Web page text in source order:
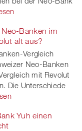
Banken im
alt aus?
Vergleich
Neo-Banken
mit Revolut
Die Unterschiede
Yuh einen